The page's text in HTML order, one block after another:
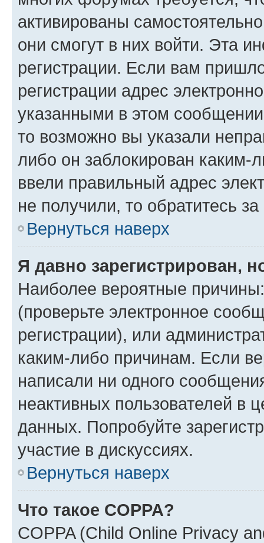
активированы
они смогут в них войти. Эта
регистрации. Если вам
регистрации адрес
указанными в этом
то возможно вы указали
либо он заблокирован
ввели правильный адрес
не получили, то обратитесь
Вернуться наверх
Я давно зарегистрирован,
Наиболее вероятные
(проверьте электронное
регистрации), или
каким-либо причинам. Если
написали ни одного
неактивных пользователей в
данных. Попробуйте
участие в дискуссиях.
Вернуться наверх
Что такое COPPA?
COPPA (Child Online Privacy